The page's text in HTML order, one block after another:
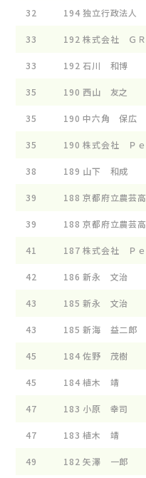
32 194 独立行政法人
33 192 株式会社 ＧＲ
33 192 石川 和博
35 190 西山 友之
35 190 中六角 保広
35 190 株式会社 Ｐ
38 189 山下 和成
39 188 京都府立農芸
39 188 京都府立農芸
41 187 株式会社 Ｐ
42 186 新永 文治
43 185 新永 文治
43 185 新海 益二郎
45 184 佐野 茂樹
45 184 植木 靖
47 183 小原 幸司
47 183 植木 靖
49 182 矢澤 一郎